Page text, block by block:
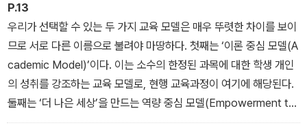
P.13
우리가 선택할 수 있는 두 가지 교육 모델은 매우 뚜렷한 차이를 보이
므로 서로 다른 이름으로 불려야 마땅하다. 첫째는 ‘이론 중심 모델(A
cademic Model)’이다. 이는 소수의 한정된 과목에 대한 학생 개인
의 성취를 강조하는 교육 모델로, 현행 교육과정이 여기에 해당된다.
둘째는 ‘더 나은 세상’을 만드는 역량 중심 모델(Empowerment to
Betterthe World Model)’이다. 학생들이 세상을 더 나은 곳으로